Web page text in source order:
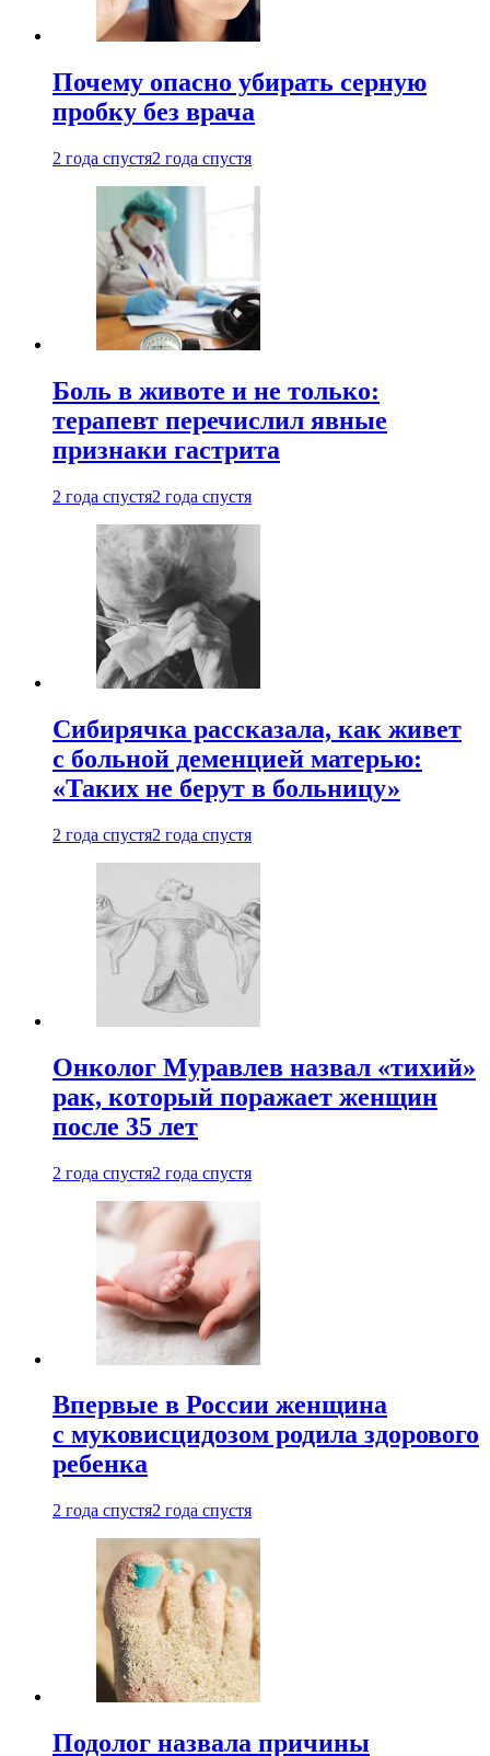
Почему опасно убирать серную
пробку без врача
2 года спустя2 года спустя
Боль в животе и не только:
терапевт перечислил явные
признаки гастрита
2 года спустя2 года спустя
Сибирячка рассказала, как живет
с больной деменцией матерью:
«Таких не берут в больницу»
2 года спустя2 года спустя
Онколог Муравлев назвал «тихий»
рак, который поражает женщин
после 35 лет
2 года спустя2 года спустя
Впервые в России женщина
с муковисцидозом родила здорового
ребенка
2 года спустя2 года спустя
Подолог назвала причины